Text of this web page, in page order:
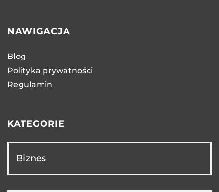
NAWIGACJA
Blog
Polityka prywatności
Regulamin
KATEGORIE
Biznes